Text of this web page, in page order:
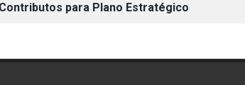
para Plano Estratégico